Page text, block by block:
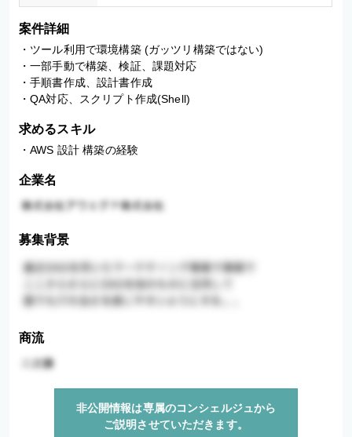
案件詳細
・ツール利用で環境構築 (ガッツリ構築ではない)
・一部手動で構築、検証、課題対応
・手順書作成、設計書作成
・QA対応、スクリプト作成(Shell)
求めるスキル
・AWS 設計 構築の経験
企業名
募集背景
商流
非公開情報は専属のコンシェルジュから
ご説明させていただきます。